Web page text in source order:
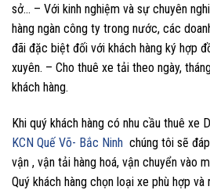
sở… – Với kinh nghiệm và sự chuyên
hàng ngàn công ty trong nước, các
đãi đặc biệt đối với khách hàng ký hợp
xuyên. – Cho thuê xe tải theo ngày,
khách hàng.
Khi quý khách hàng có nhu cầu thuê xe
KCN Quế Võ- Bắc Ninh chúng tôi sẽ
vận , vận tải hàng hoá, vận chuyển vào
Quý khách hàng chọn loại xe phù hợp